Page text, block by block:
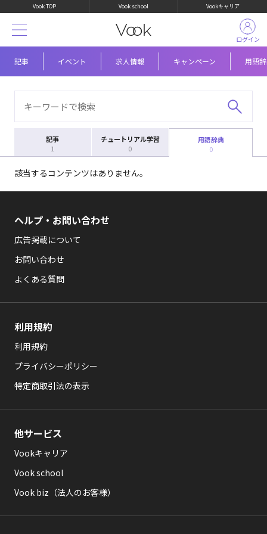
Vook TOP Vook school Vookキャリア
記事 イベント 求人情報 キャンペーン 用語
ログイン
記事
1
チュートリアル学習
0
用語辞典
0
該当するコンテンツはありません。
ヘルプ・お問い合わせ
広告掲載について
お問い合わせ
よくある質問
利用規約
利用規約
プライバシーポリシー
特定商取引法の表示
他サービス
Vookキャリア
Vook school
Vook biz（法人のお客様）